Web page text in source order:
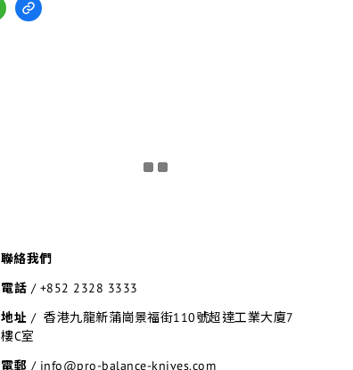
聯絡我們
電話 / +852 2328 3333
地址 / 香港九龍新蒲崗景福街110號超達工業大廈7
樓C室
電郵 / info@pro-balance-knives.com